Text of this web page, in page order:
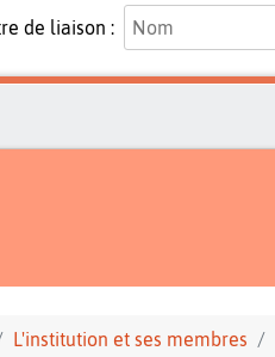
de liaison :
L'institution et ses membres